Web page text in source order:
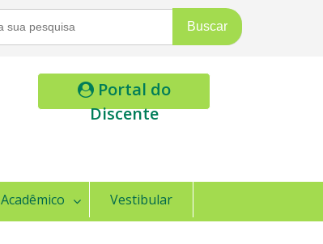
Portal do
Discente
Acadêmico Vestibular